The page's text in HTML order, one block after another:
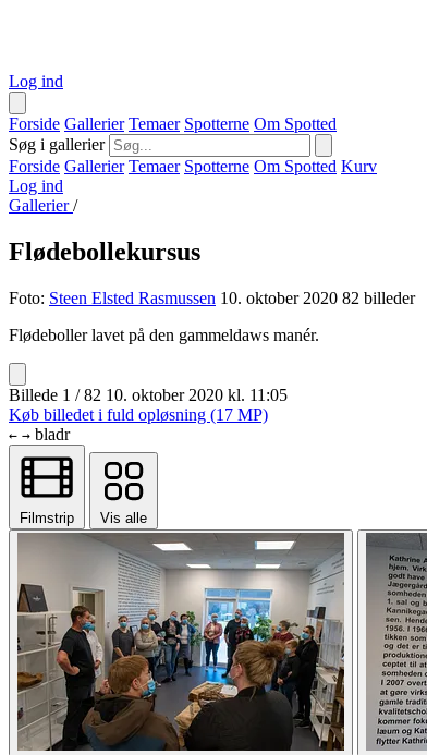
Log ind
Forside Gallerier Temaer Spotterne Om Spotted
Søg i gallerier
Forside Gallerier Temaer Spotterne Om Spotted Kurv
Log ind
Gallerier/
Flødebollekursus
Foto: Steen Elsted Rasmussen 10. oktober 2020 82 billeder
Flødeboller lavet på den gammeldaws manér.
Billede 1 / 82 10. oktober 2020 kl. 11:05
Køb billedet i fuld opløsning (17 MP)
← → bladr
Filmstrip Vis alle